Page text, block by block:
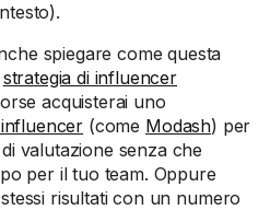
spiegare come questa
strategia di influencer
acquisterai uno
(come Modash) per
valutazione senza che
per il tuo team. Oppure
risultati con un numero